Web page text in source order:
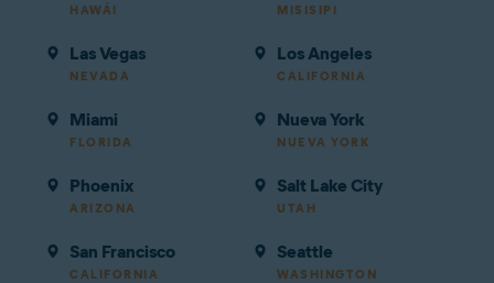
HAWÁI MISISIPI
Las Vegas
NEVADA
Los Angeles
CALIFORNIA
Miami
FLORIDA
Nueva York
NUEVA YORK
Phoenix
ARIZONA
Salt Lake City
UTAH
San Francisco
CALIFORNIA
Seattle
WASHINGTON